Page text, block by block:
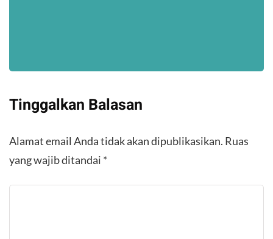
Tinggalkan Balasan
Alamat email Anda tidak akan dipublikasikan. Ruas
yang wajib ditandai *